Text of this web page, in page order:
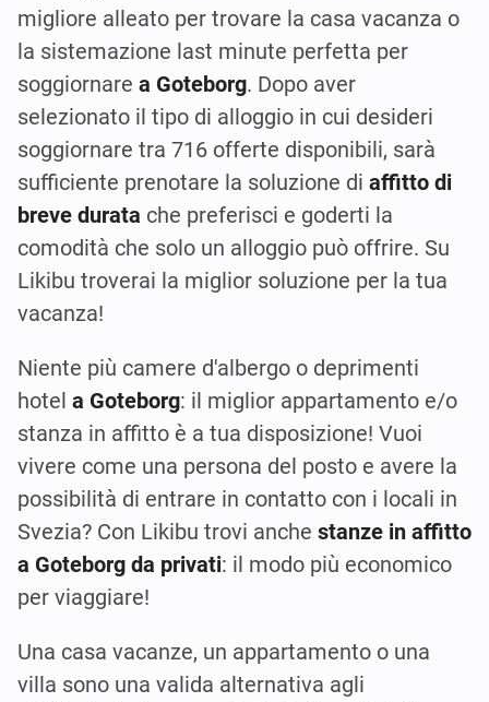
migliore alleato per trovare la casa vacanza o
la sistemazione last minute perfetta per
soggiornare a Goteborg. Dopo aver
selezionato il tipo di alloggio in cui desideri
soggiornare tra 716 offerte disponibili, sarà
sufficiente prenotare la soluzione di affitto di
breve durata che preferisci e goderti la
comodità che solo un alloggio può offrire. Su
Likibu troverai la miglior soluzione per la tua
vacanza!
Niente più camere d'albergo o deprimenti
hotel a Goteborg: il miglior appartamento e/o
stanza in affitto è a tua disposizione! Vuoi
vivere come una persona del posto e avere la
possibilità di entrare in contatto con i locali in
Svezia? Con Likibu trovi anche stanze in affitto
a Goteborg da privati: il modo più economico
per viaggiare!
Una casa vacanze, un appartamento o una
villa sono una valida alternativa agli